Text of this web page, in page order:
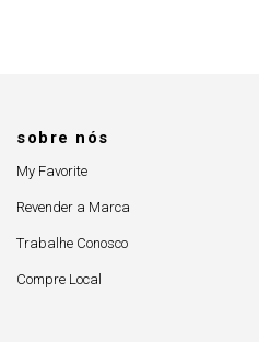
sobre nós
My Favorite
Revender a Marca
Trabalhe Conosco
Compre Local